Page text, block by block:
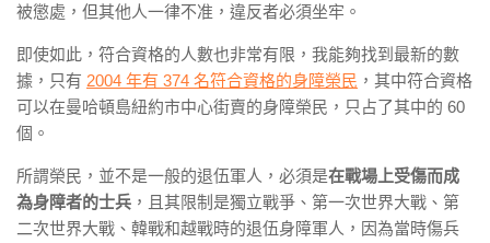
被懲處，但其他人一律不准，違反者必須坐牢。
即使如此，符合資格的人數也非常有限，我能夠找到最新的數
據，只有 2004 年有 374 名符合資格的身障榮民 ，其中符合資格
可以在曼哈頓島紐約市中心街賣的身障榮民，只占了其中的 60
個。
所謂榮民，並不是一般的退伍軍人，必須是在戰場上受傷而成
為身障者的士兵 ，且其限制是獨立戰爭、第一次世界大戰、第
二次世界大戰、韓戰和越戰時的退伍身障軍人，因為當時傷兵